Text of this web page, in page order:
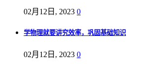
02月12日, 2023 0
学物理就要讲究效率，巩固基础知识
02月12日, 2023 0